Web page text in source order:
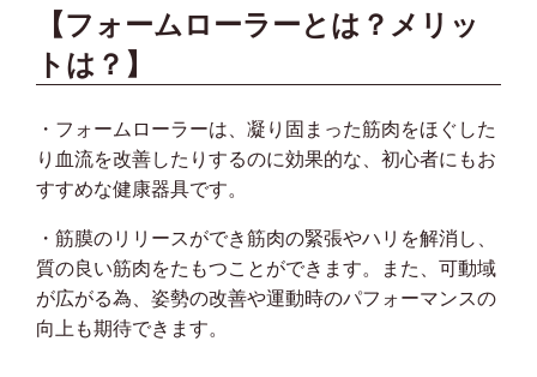
【フォームローラーとは？メリッ
トは？】
・フォームローラーは、凝り固まった筋肉をほぐした
り血流を改善したりするのに効果的な、初心者にもお
すすめな健康器具です。
・筋膜のリリースができ筋肉の緊張やハリを解消し、
質の良い筋肉をたもつことができます。また、可動域
が広がる為、姿勢の改善や運動時のパフォーマンスの
向上も期待できます。